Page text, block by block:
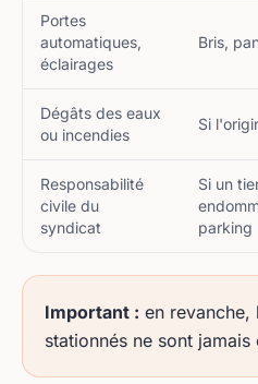
Portes
automatiques,
éclairages
Bris,
Dégâts des eaux
ou incendies
Si
Responsabilité
civile du
syndicat
Si un
parking
Important : en revanche,
stationnés ne sont